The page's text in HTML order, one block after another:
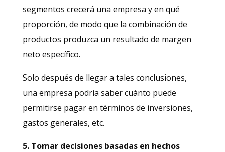
segmentos crecerá una empresa y en qué
proporción, de modo que la combinación de
productos produzca un resultado de margen
neto específico.
Solo después de llegar a tales conclusiones,
una empresa podría saber cuánto puede
permitirse pagar en términos de inversiones,
gastos generales, etc.
5. Tomar decisiones basadas en hechos